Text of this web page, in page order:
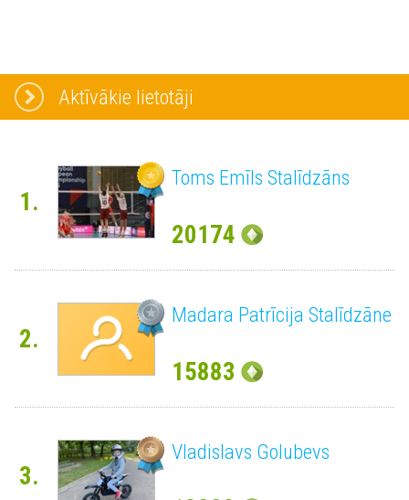
Aktīvākie lietotāji
1.
Toms Emīls Stalīdzāns
20174
2.
Madara Patrīcija Stalīdzāne
15883
3.
Vladislavs Golubevs